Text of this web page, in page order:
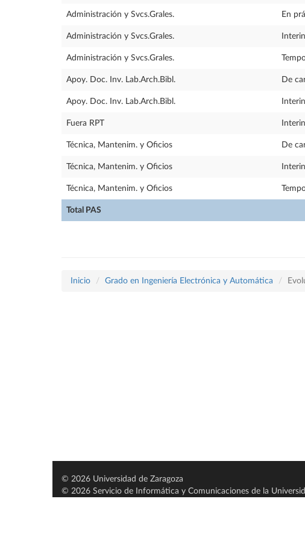
Administración y Svcs.Grales. En
Administración y Svcs.Grales.
Administración y Svcs.Grales.
Apoy. Doc. Inv. Lab.Arch.Bibl. De
Apoy. Doc. Inv. Lab.Arch.Bibl.
Fuera RPT
Técnica, Mantenim. y Oficios De
Técnica, Mantenim. y Oficios
Técnica, Mantenim. y Oficios
Total PAS
Inicio Grado en Ingeniería Electrónica y Automática
© 2026 Universidad de Zaragoza
© 2026 Servicio de Informática y Comunicaciones de la